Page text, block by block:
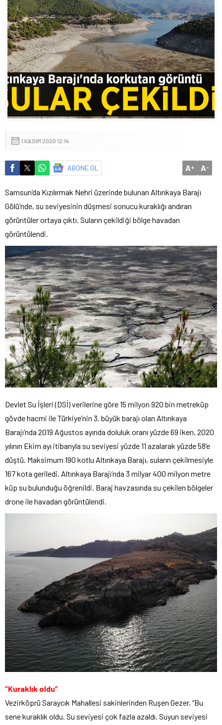
1 KASIM 2020 12:14
ABONE OL A+ A-
Samsun’da Kızılırmak Nehri üzerinde bulunan Altınkaya Barajı
Gölü’nde, su seviyesinin düşmesi sonucu kuraklığı andıran
görüntüler ortaya çıktı. Suların çekildiği bölge havadan
görüntülendi.
Devlet Su İşleri (DSİ) verilerine göre 15 milyon 920 bin metreküp
gövde hacmi ile Türkiye’nin 3. büyük barajı olan Altınkaya
Barajı’nda 2019 Ağustos ayında doluluk oranı yüzde 69 iken, 2020
yılının Ekim ayı itibarıyla su seviyesi yüzde 11 azalarak yüzde 58’e
düştü. Maksimum 190 kotlu Altınkaya Barajı, suların çekilmesiyle
167 kota geriledi. Altınkaya Barajı’nda 3 milyar 400 milyon metre
küp su bulunduğu öğrenildi. Baraj havzasında su çekilen bölgeler
drone ile havadan görüntülendi.
“Kuraklık oldu”
Vezirköprü Saraycık Mahallesi sakinlerinden Ruşen Gezer, “Bu
sene kuraklık oldu. Su seviyesi çok fazla azaldı. Suyun seviyesi